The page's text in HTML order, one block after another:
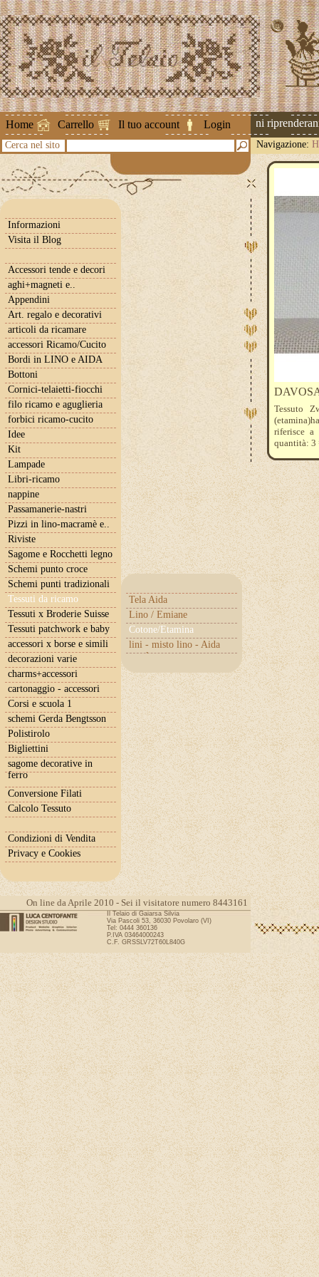
Home Carrello Il tuo account Login
Attenzione ! Le spedizioni
Cerca nel sito Navigazione:
Informazioni
Visita il Blog
Accessori tende e decori
aghi+magneti e..
Appendini
Art. regalo e decorativi
articoli da ricamare
accessori Ricamo/Cucito
Bordi in LINO e AIDA
Bottoni
Cornici-telaietti-fiocchi
filo ricamo e aguglieria
forbici ricamo-cucito
Idee
Kit
Lampade
Libri-ricamo
nappine
Passamanerie-nastri
Pizzi in lino-macramè e..
Riviste
Sagome e Rocchetti legno
Schemi punto croce
Schemi punti tradizionali
Tessuti da ricamo
Tela Aida
Lino / Emiane
Cotone/Etamina
lini - misto lino - Aida
con lurex
Tessuti x Broderie Suisse
Tessuti patchwork e baby
accessori x borse e simili
decorazioni varie
charms+accessori
cartonaggio - accessori
Corsi e scuola 1
schemi Gerda Bengtsson
Polistirolo
Bigliettini
sagome decorative in
ferro
Conversione Filati
Calcolo Tessuto
Condizioni di Vendita
Privacy e Cookies
Tessuto
riferisce
quantità: 3
On line da Aprile 2010 - Sei il visitatore numero 8443161
Il Telaio di Gaiarsa Silvia
Via Pascoli 53, 36030 Povolaro (VI)
Tel: 0444 360136
P.IVA 03464000243
C.F. GRSSLV72T60L840G